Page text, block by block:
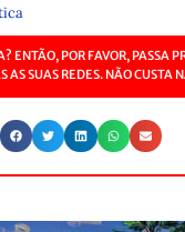
ENTÃO, POR FAVOR, PASSA
AS SUAS REDES. NÃO CUSTA